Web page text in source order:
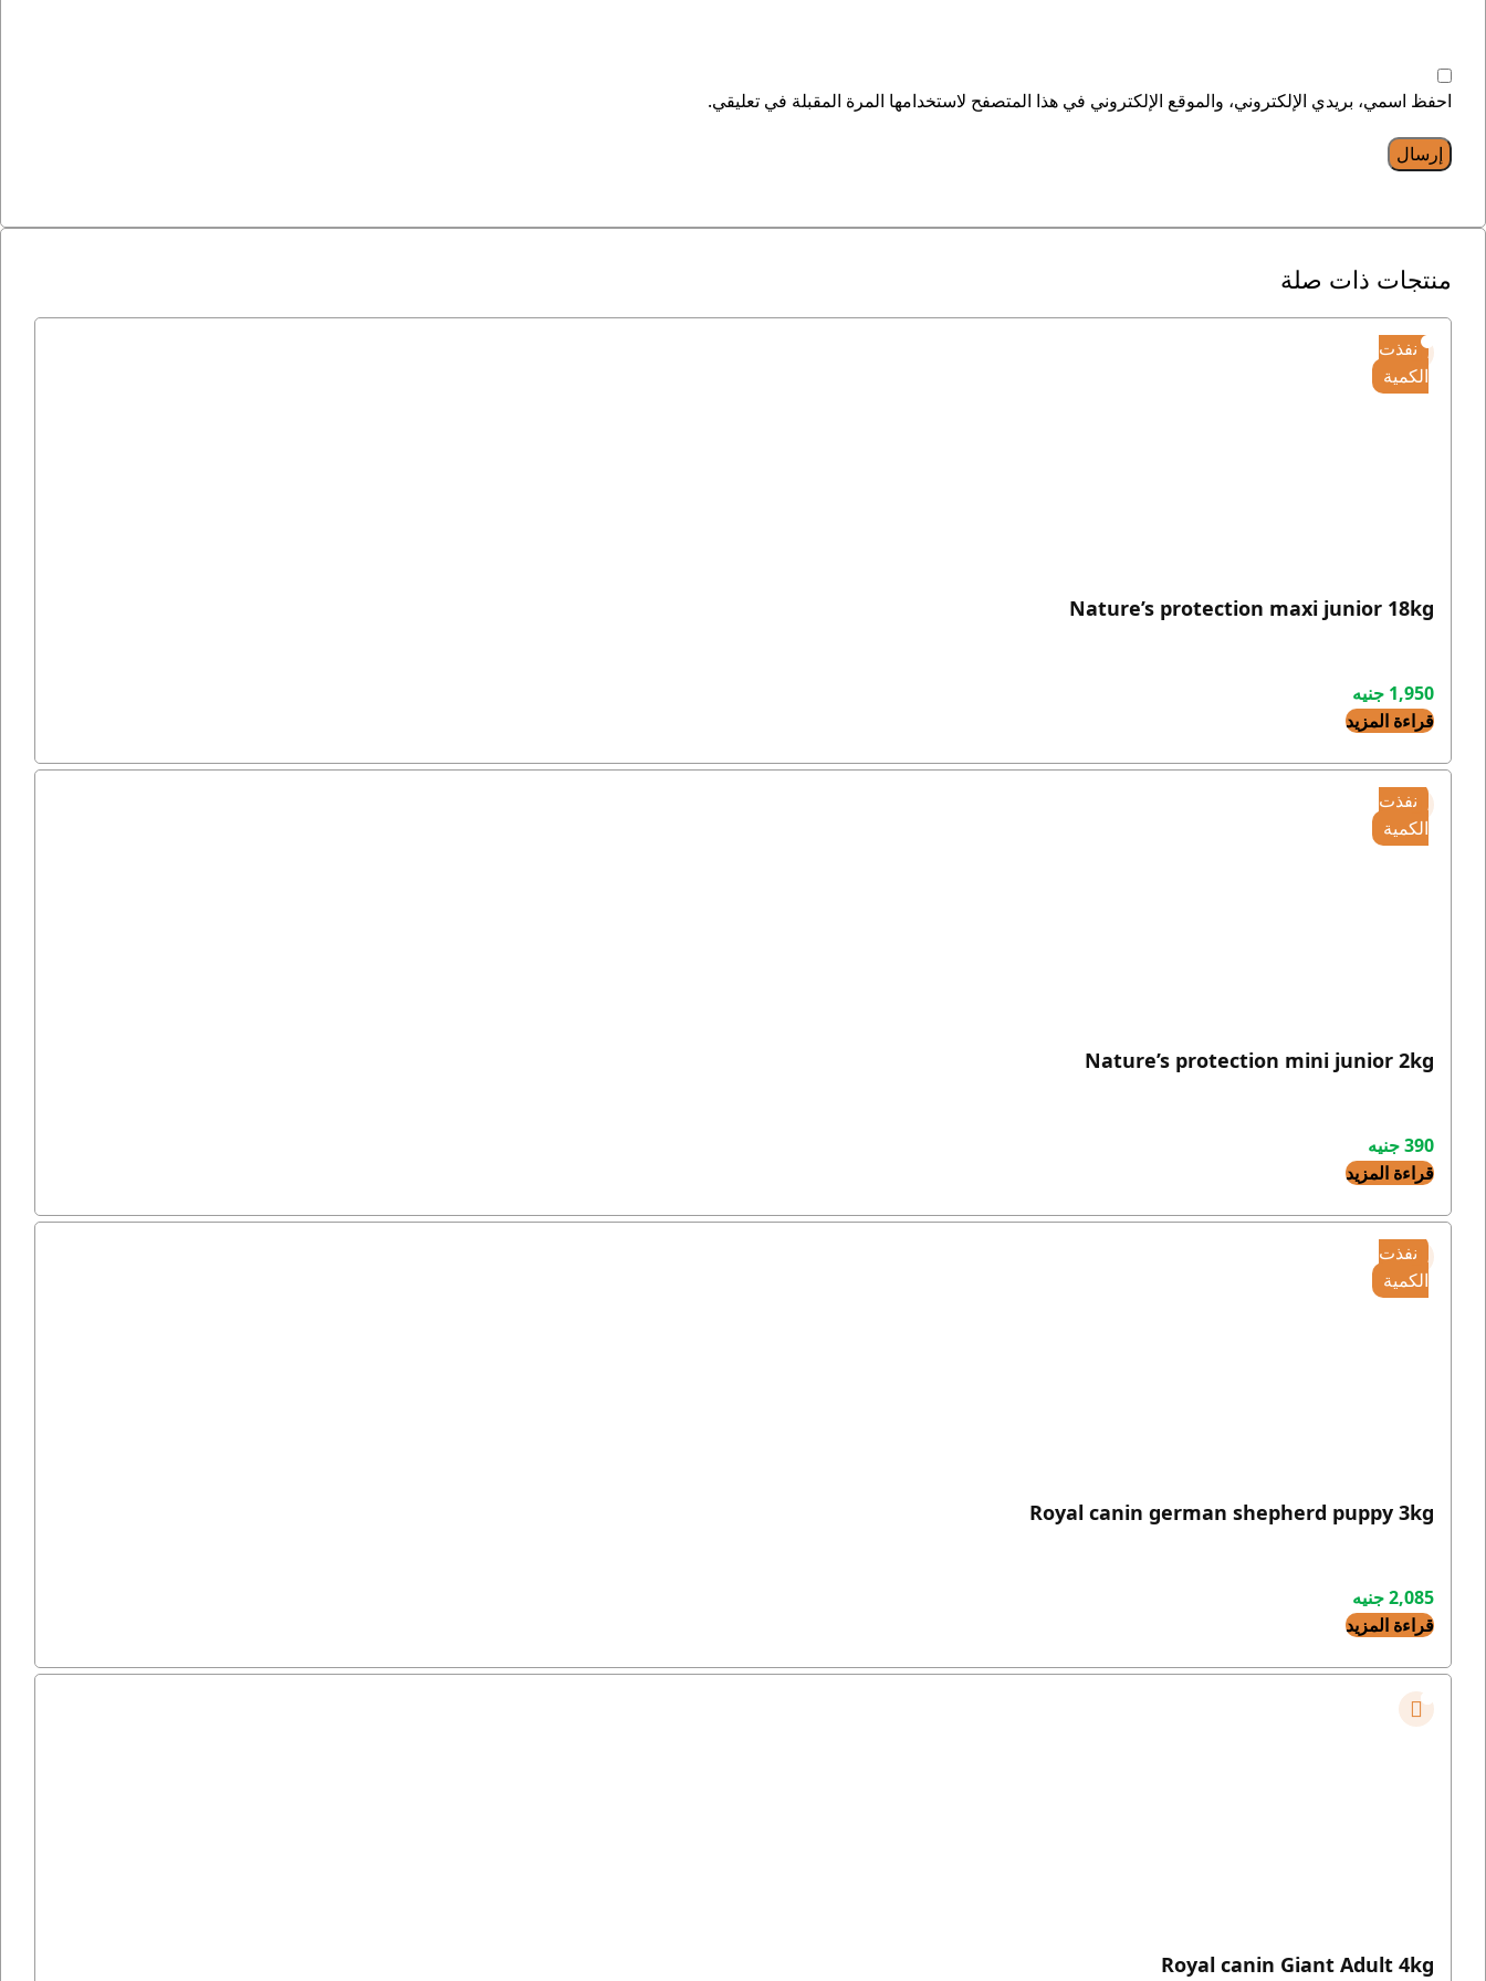
احفظ اسمي، بريدي الإلكتروني، والموقع الإلكتروني في هذا المتصفح لاستخدامها المرة المقبلة في تعليقي.
منتجات ذات صلة
نفذت
الكمية
Nature’s protection maxi junior 18kg
1,950 جنيه
قراءة المزيد
نفذت
الكمية
Nature’s protection mini junior 2kg
390جنيه
قراءة المزيد
نفذت
الكمية
Royal canin german shepherd puppy 3kg
2,085جنيه
قراءة المزيد
Royal canin Giant Adult 4kg